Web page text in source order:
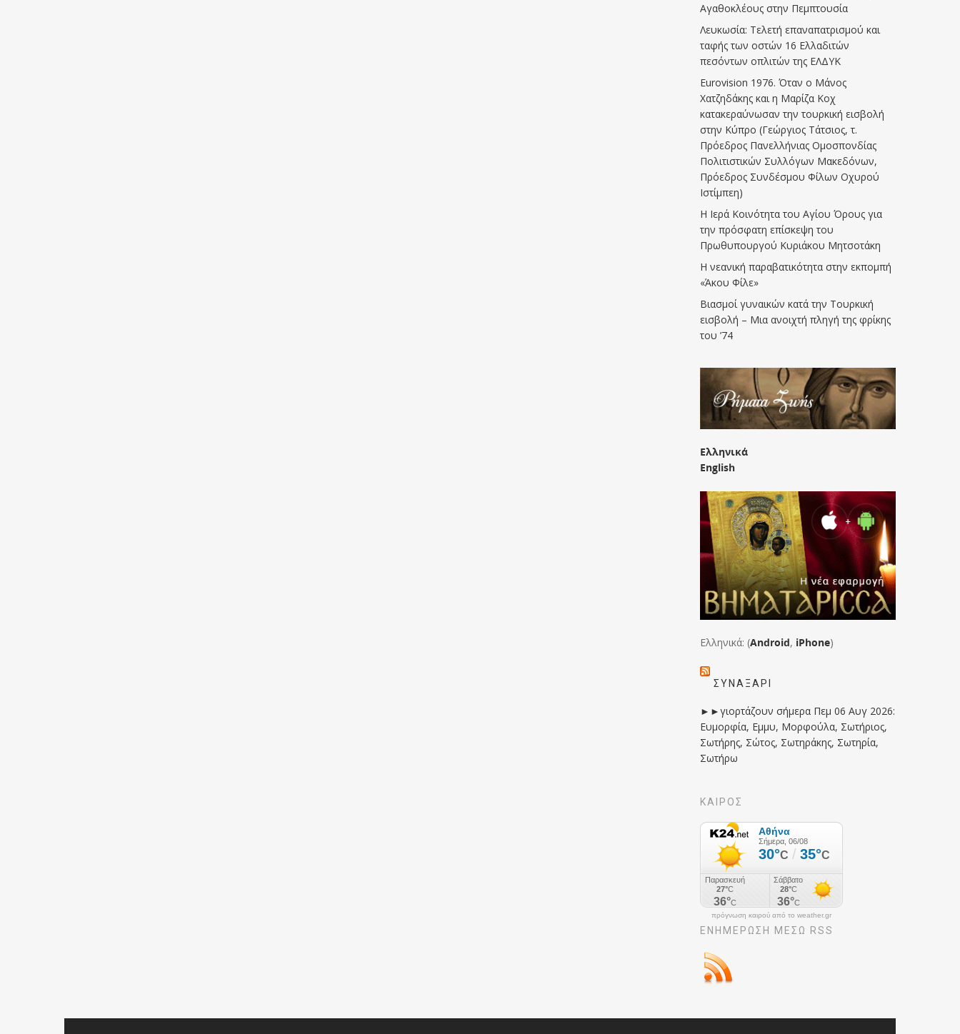
Αγαθοκλέους στην Πεμπτουσία
Λευκωσία: Τελετή επαναπατρισμού και
ταφής των οστών 16 Ελλαδιτών
πεσόντων οπλιτών της ΕΛΔΥΚ
Eurovision 1976. Όταν ο Μάνος
Χατζηδάκης και η Μαρίζα Κοχ
κατακεραύνωσαν την τουρκική εισβολή
στην Κύπρο (Γεώργιος Τάτσιος, τ.
Πρόεδρος Πανελλήνιας Ομοσπονδίας
Πολιτιστικών Συλλόγων Μακεδόνων,
Πρόεδρος Συνδέσμου Φίλων Οχυρού
Ιστίμπεη)
Η Ιερά Κοινότητα του Αγίου Όρους για
την πρόσφατη επίσκεψη του
Πρωθυπουργού Κυριάκου Μητσοτάκη
Η νεανική παραβατικότητα στην εκπομπή
«Άκου Φίλε»
Βιασμοί γυναικών κατά την Τουρκική
εισβολή – Μια ανοιχτή πληγή της φρίκης
του ’74
Ελληνικά
English
Ελληνικά: (Android, iPhone)
ΣΥΝΑΞΆΡΙ
►►γιορτάζουν σήμερα Πεμ 06 Αυγ 2026:
Ευμορφία, Εμμυ, Μορφούλα, Σωτήριος,
Σωτήρης, Σώτος, Σωτηράκης, Σωτηρία,
Σωτήρω
ΚΑΙΡΟΣ
πρόγνωση καιρού από το weather.gr
ΕΝΗΜΈΡΩΣΉ ΜΕΣΩ RSS